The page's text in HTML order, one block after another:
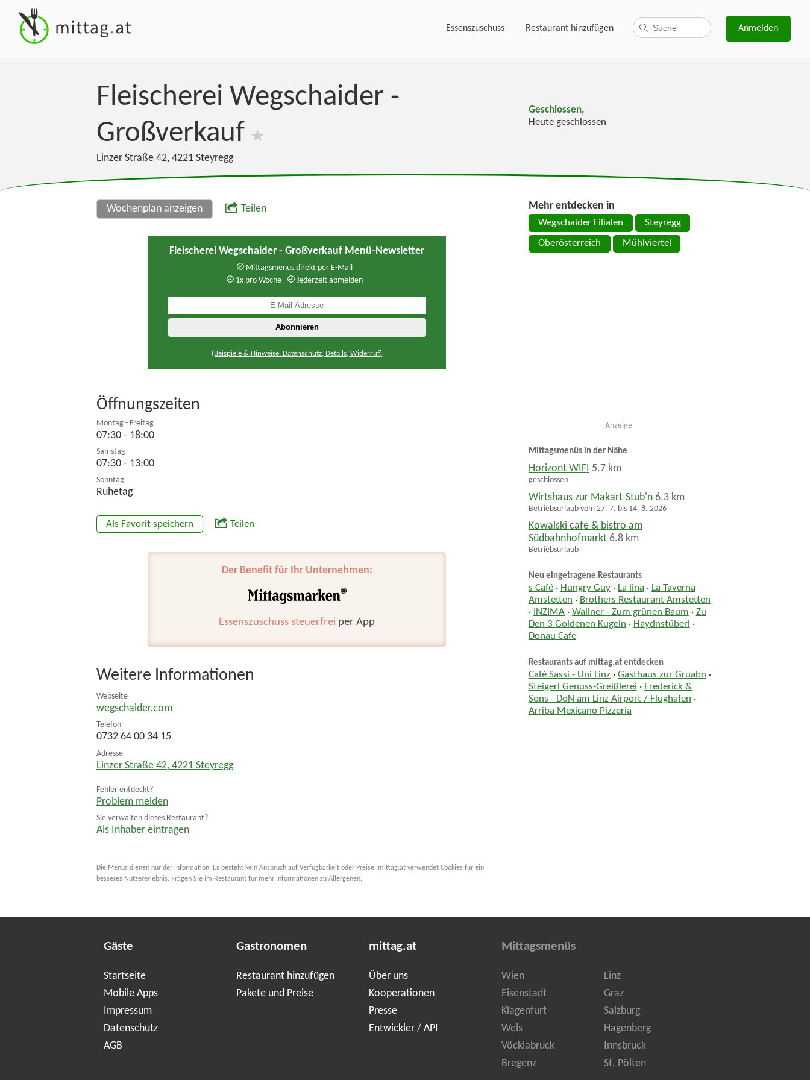
Essenszuschuss Restaurant hinzufügen Anmelden
Fleischerei Wegschaider -
Großverkauf
Linzer Straße 42, 4221 Steyregg
Geschlossen,
Heute geschlossen
Wochenplan anzeigen Teilen
Fleischerei Wegschaider - Großverkauf Menü-Newsletter
Mittagsmenüs direkt per E-Mail
1x pro Woche
Jederzeit abmelden
(Beispiele & Hinweise: Datenschutz, Details, Widerruf)
Öffnungszeiten
Montag - Freitag
07:30 - 18:00
Samstag
07:30 - 13:00
Sonntag
Ruhetag
Als Favorit speichern Teilen
Der Benefit für Ihr Unternehmen:
Essenszuschuss steuerfrei per App
Weitere Informationen
Webseite
wegschaider.com
Telefon
0732 64 00 34 15
Adresse
Linzer Straße 42, 4221 Steyregg
Fehler entdeckt?
Problem melden
Sie verwalten dieses Restaurant?
Als Inhaber eintragen
Die Menüs dienen nur der Information. Es besteht kein Anspruch auf Verfügbarkeit oder Preise. mittag.at verwendet Cookies für ein
besseres Nutzererlebnis. Fragen Sie im Restaurant für mehr Informationen zu Allergenen.
Mehr entdecken in
Wegschaider Filialen Steyregg
Oberösterreich Mühlviertel
Anzeige
Mittagsmenüs in der Nähe
Horizont WIFI 5.7 km
geschlossen
Wirtshaus zur Makart-Stub'n 6.3 km
Betriebsurlaub vom 27. 7. bis 14. 8. 2026
Kowalski cafe & bistro am
Südbahnhofmarkt 6.8 km
Betriebsurlaub
Neu eingetragene Restaurants
s Café· Hungry Guy· La lina · La Taverna
Amstetten · Brothers Restaurant Amstetten
· INZIMA· Wallner - Zum grünen Baum · Zu
Den 3 Goldenen Kugeln · Haydnstüberl ·
Donau Cafe
Restaurants auf mittag.at entdecken
Café Sassi - Uni Linz· Gasthaus zur Gruabn ·
Steigerl Genuss-Greißlerei · Frederick &
Sons - DoN am Linz Airport / Flughafen ·
Arriba Mexicano Pizzeria
Gäste
Startseite
Mobile Apps
Impressum
Datenschutz
AGB
Gastronomen
Restaurant hinzufügen
Pakete und Preise
mittag.at
Über uns
Kooperationen
Presse
Entwickler / API
Mittagsmenüs
Wien
Linz
Eisenstadt
Graz
Klagenfurt
Salzburg
Wels
Hagenberg
Vöcklabruck
Innsbruck
Bregenz
St. Pölten